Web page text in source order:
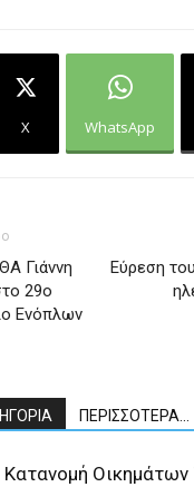
X WhatsApp
Γιάννη
29ο
Ενόπλων
Εύρεση
ΠΕΡΙΣΣΟΤΕΡΑ...
Κατανομή Οικημάτων